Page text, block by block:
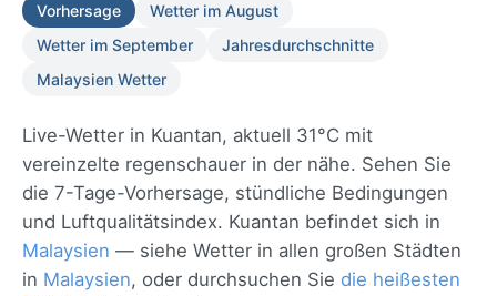
Vorhersage
Wetter im August
Wetter im September
Jahresdurchschnitte
Malaysien Wetter
Live-Wetter in Kuantan, aktuell 31°C mit
vereinzelte regenschauer in der nähe. Sehen Sie
die 7-Tage-Vorhersage, stündliche Bedingungen
und Luftqualitätsindex. Kuantan befindet sich in
Malaysien — siehe Wetter in allen großen Städten
in Malaysien, oder durchsuchen Sie die heißesten